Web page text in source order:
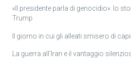
«Il presidente parla di genocidio»: lo
Trump
Il giorno in cui gli alleati smisero di
La guerra all’Iran e il vantaggio